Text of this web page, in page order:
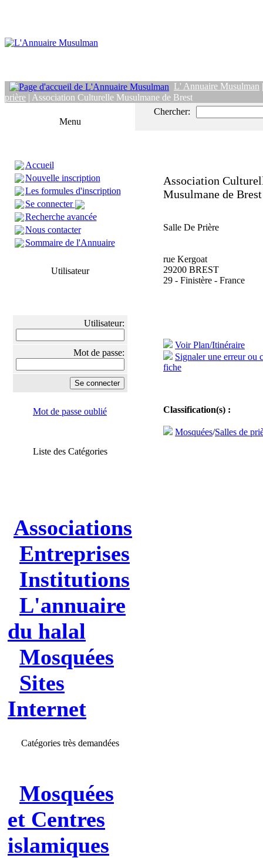
L' Annuaire Musulman
prière | Association Culturelle Musulmane de Brest
Menu
Accueil
Nouvelle inscription
Les formules d'inscription
Se connecter
Recherche avancée
Nous contacter
Sommaire de l'Annuaire
Utilisateur
Utilisateur:
Mot de passe:
Mot de passe oublié
Liste des Catégories
Associations
Entreprises
Institutions
L'annuaire
du halal
Mosquées
Sites
Internet
Catégories très demandées
Mosquées
et Centres
islamiques
Chercher:
Association
Musulmane de Brest
Salle De Prière
rue Kergoat
29200 BREST
29 - Finistère - France
Voir Plan/Itinéraire
Signaler une erreur ou
fiche
Classification(s) :
Mosquées/Salles de